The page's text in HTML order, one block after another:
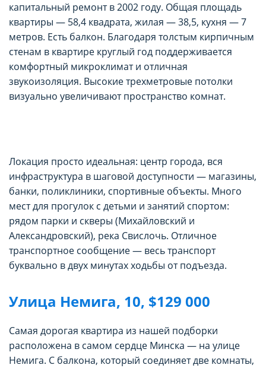
капитальный ремонт в 2002 году. Общая площадь
квартиры — 58,4 квадрата, жилая — 38,5, кухня — 7
метров. Есть балкон. Благодаря толстым кирпичным
стенам в квартире круглый год поддерживается
комфортный микроклимат и отличная
звукоизоляция. Высокие трехметровые потолки
визуально увеличивают пространство комнат.
Локация просто идеальная: центр города, вся
инфраструктура в шаговой доступности — магазины,
банки, поликлиники, спортивные объекты. Много
мест для прогулок с детьми и занятий спортом:
рядом парки и скверы (Михайловский и
Александровский), река Свислочь. Отличное
транспортное сообщение — весь транспорт
буквально в двух минутах ходьбы от подъезда.
Улица Немига, 10, $129 000
Самая дорогая квартира из нашей подборки
расположена в самом сердце Минска — на улице
Немига. С балкона, который соединяет две комнаты,